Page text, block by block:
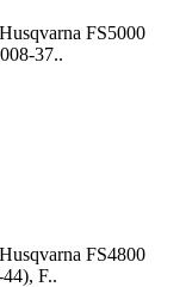
FS5000
37..
FS4800
F..